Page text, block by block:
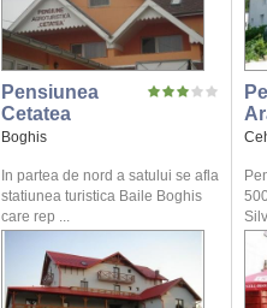
Pensiunea
Cetatea
Boghis
In partea de nord a satului se afla
statiunea turistica Baile Boghis
care rep ...